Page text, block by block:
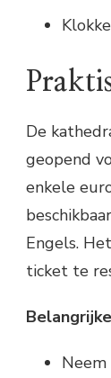
De
geopend
enkele
Engels.
ticket te